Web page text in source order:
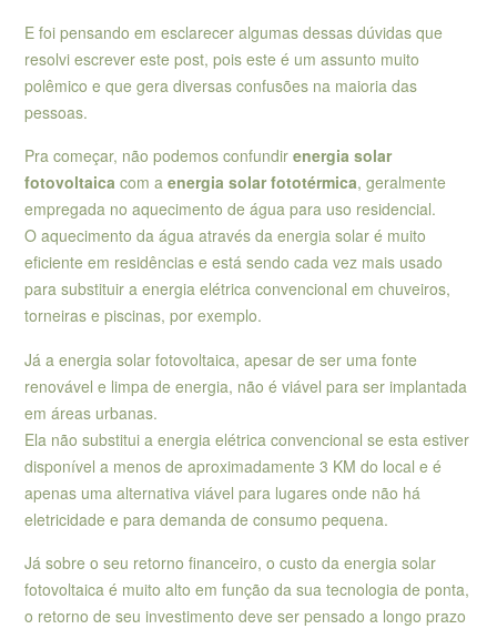
E foi pensando em esclarecer algumas dessas dúvidas que
resolvi escrever este post, pois este é um assunto muito
polêmico e que gera diversas confusões na maioria das
pessoas.
Pra começar, não podemos confundir energia solar
fotovoltaica com a energia solar fototérmica, geralmente
empregada no aquecimento de água para uso residencial.
O aquecimento da água através da energia solar é muito
eficiente em residências e está sendo cada vez mais usado
para substituir a energia elétrica convencional em chuveiros,
torneiras e piscinas, por exemplo.
Já a energia solar fotovoltaica, apesar de ser uma fonte
renovável e limpa de energia, não é viável para ser implantada
em áreas urbanas.
Ela não substitui a energia elétrica convencional se esta estiver
disponível a menos de aproximadamente 3 KM do local e é
apenas uma alternativa viável para lugares onde não há
eletricidade e para demanda de consumo pequena.
Já sobre o seu retorno financeiro, o custo da energia solar
fotovoltaica é muito alto em função da sua tecnologia de ponta,
o retorno de seu investimento deve ser pensado a longo prazo